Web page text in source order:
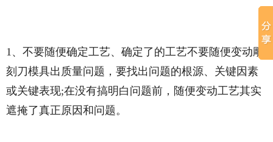
1、不要随便确定工艺、确定了的工艺不要随便变动雕
刻刀模具出质量问题，要找出问题的根源、关键因素
或关键表现;在没有搞明白问题前，随便变动工艺其实
遮掩了真正原因和问题。